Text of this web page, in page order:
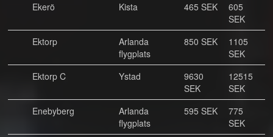
Ekerö
Kista 465 SEK
605
SEK
Ektorp
Arlanda
flygplats
850 SEK
1105
SEK
Ektorp C
Ystad
9630
SEK
12515
SEK
Enebyberg
Arlanda
flygplats
595 SEK
775
SEK